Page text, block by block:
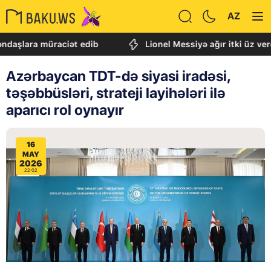
AZ
müraciət edib Lionel Messiyə ağır itki üz verdi
Azərbaycan TDT-də siyasi iradəsi,
təşəbbüsləri, strateji layihələri ilə
aparıcı rol oynayır
16
MAY
2026
22:02